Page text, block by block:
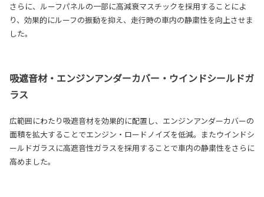
さらに、ルーフパネルの一部に高減衰マスチックを採用することによ
り、効果的にルーフの振動を抑え、走行時の車内の静粛性を向上させま
した。
吸遮音材・エンジンアンダーカバー・ウインドシールドガ
ラス
広範囲にわたり吸遮音材を効果的に配置し、エンジンアンダーカバーの
面積を拡大することでエンジン・ロードノイズを低減。またウインドシ
ールドガラスに高遮音性ガラスを採用することで車内の静粛性をさらに
高めました。